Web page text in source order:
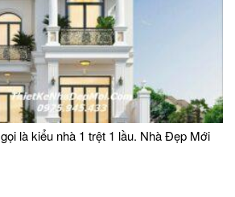
là kiểu nhà 1 trệt 1 lầu. Nhà Đẹp Mới